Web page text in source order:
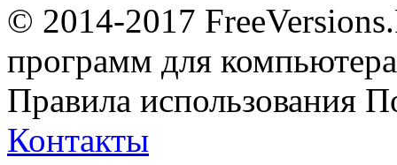
© 2014-2017
программ для
Правила использования
Контакты